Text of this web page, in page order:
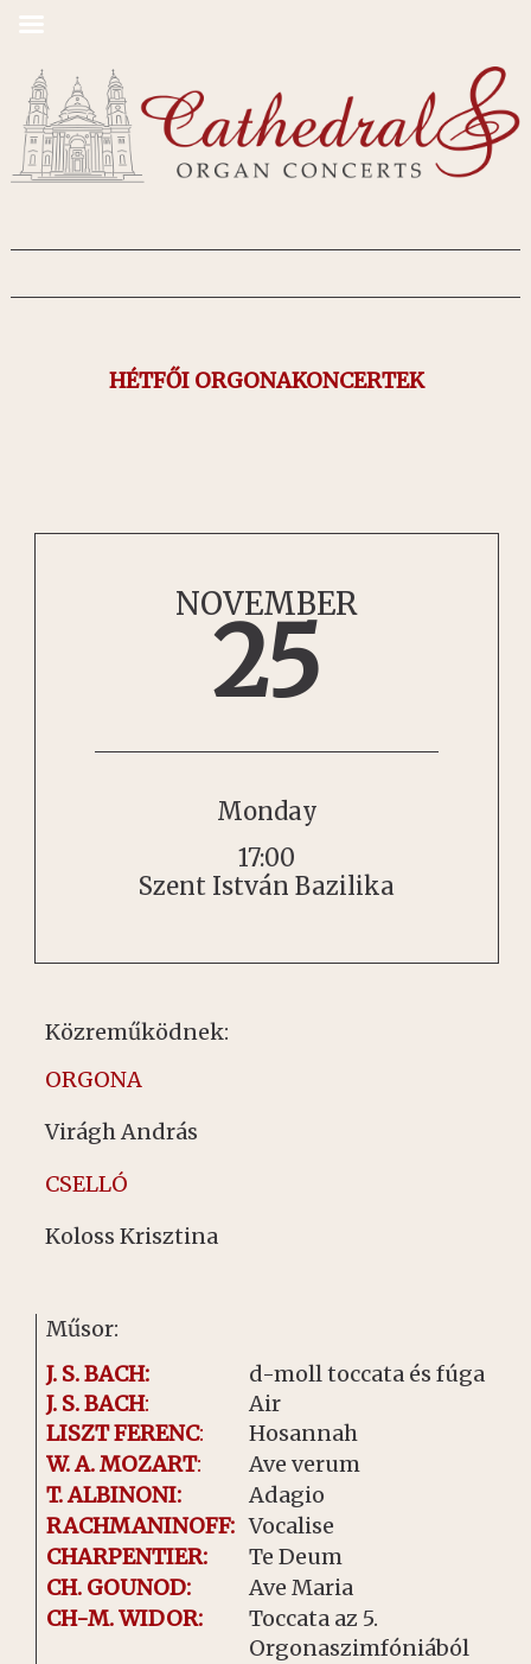
NOVEMBER
25
Monday
HÉTFŐI ORGONAKONCERTEK
17:00
Szent István Bazilika
Közreműködnek:
ORGONA
Virágh András
CSELLÓ
Koloss Krisztina
Műsor:
J. S. BACH:
d-moll toccata és fúga
J. S. BACH:
Air
LISZT FERENC:
Hosannah
W. A. MOZART:
Ave verum
T. ALBINONI:
Adagio
RACHMANINOFF: Vocalise
CHARPENTIER:
Te Deum
CH. GOUNOD:
Ave Maria
CH-M. WIDOR:
Toccata az 5.
Orgonaszimfóniából